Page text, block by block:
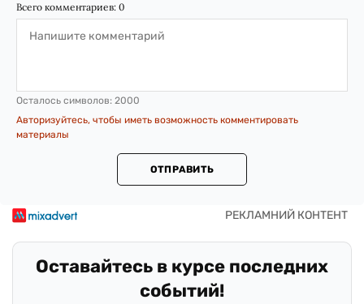
Всего комментариев: 0
Осталось символов: 2000
Авторизуйтесь, чтобы иметь возможность комментировать
материалы
ОТПРАВИТЬ
Оставайтесь в курсе последних
событий!